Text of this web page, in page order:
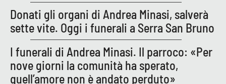
Le perfidie di Antonella Grippo
Venti di comunicazione
STREAMING
Donati gli organi di Andrea Minasi, salverà
sette vite. Oggi i funerali a Serra San Bruno
I funerali di Andrea Minasi. Il parroco: «Per
nove giorni la comunità ha sperato,
quell’amore non è andato perduto»